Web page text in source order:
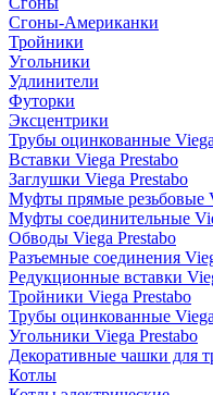
Сгоны-Американки
Тройники
Угольники
Удлинители
Футорки
Эксцентрики
Трубы оцинкованные
Вставки Viega Prestabo
Заглушки Viega Prestabo
Муфты прямые резьбовые
Муфты соединительные
Обводы Viega Prestabo
Разъемные соединения
Редукционные вставки
Тройники Viega Prestabo
Трубы оцинкованные
Угольники Viega Prestabo
Декоративные чашки для
Котлы